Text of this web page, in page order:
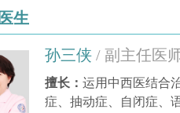
生
孙三侠 / 副主任医
擅长： 运用中西医结合
症、抽动症、自闭症、